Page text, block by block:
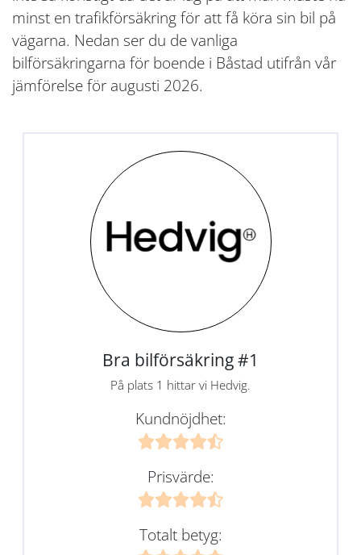
minst en trafikförsäkring för att få köra sin bil på
vägarna. Nedan ser du de vanliga
bilförsäkringarna för boende i Båstad utifrån vår
jämförelse för augusti 2026.
Bra bilförsäkring #1
På plats 1 hittar vi Hedvig.
Kundnöjdhet:
Prisvärde:
Totalt betyg: